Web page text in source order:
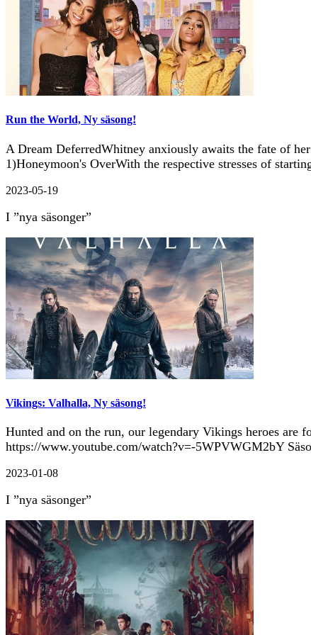
Run the World, Ny säsong!
A Dream DeferredWhitney anxiously awaits the fate of
1)Honeymoon's OverWith the respective stresses of
2023-05-19
I ”nya säsonger”
Vikings: Valhalla, Ny säsong!
Hunted and on the run, our legendary Vikings heroes are
https://www.youtube.com/watch?v=-5WPVWGM2bY
2023-01-08
I ”nya säsonger”